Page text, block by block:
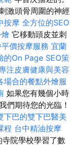
激頭骨周圍的神經
按摩 全方位的SEO
它移動頭皮並刺
價按摩服務 宜蘭
的On Page SEO策
注皮膚健康與美容
場合的餐點外燴服
如果您有幾個小時
們期待您的光臨！
下巴的雙下巴醫美
程 台中精油按摩
院學校學習了數